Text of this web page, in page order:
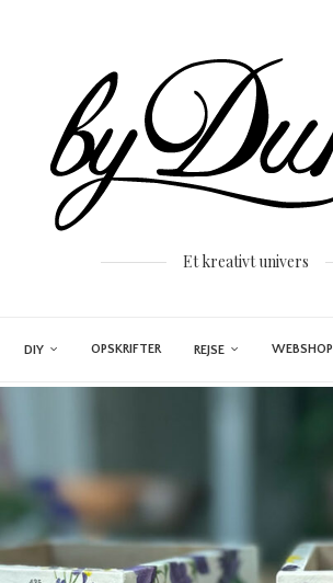
Et kreativt univers
DIY OPSKRIFTER REJSE WEBSHOP